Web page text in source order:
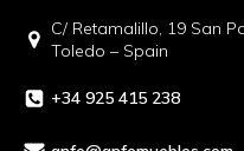
C/ Retamalillo, 19 San
Toledo – Spain
+34 925 415 238